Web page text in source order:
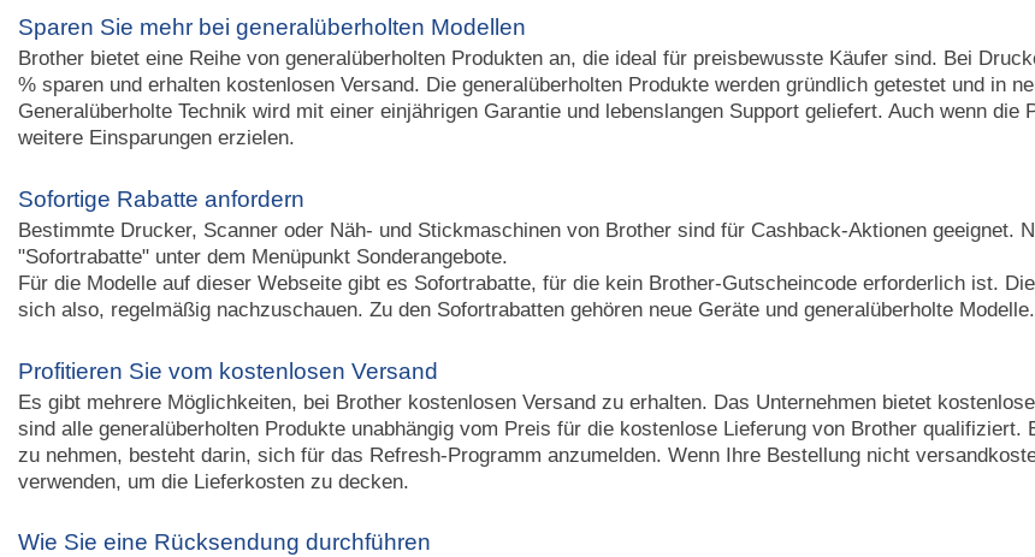
Sparen Sie mehr bei generalüberholten Modellen
Brother bietet eine Reihe von generalüberholten Produkten an, die ideal für preisbewusste Käufer sind. Bei
% sparen und erhalten kostenlosen Versand. Die generalüberholten Produkte werden gründlich getestet und in
Generalüberholte Technik wird mit einer einjährigen Garantie und lebenslangen Support geliefert. Auch wenn
weitere Einsparungen erzielen.
Sofortige Rabatte anfordern
Bestimmte Drucker, Scanner oder Näh- und Stickmaschinen von Brother sind für Cashback-Aktionen geeignet.
"Sofortrabatte" unter dem Menüpunkt Sonderangebote.
Für die Modelle auf dieser Webseite gibt es Sofortrabatte, für die kein Brother-Gutscheincode erforderlich ist.
sich also, regelmäßig nachzuschauen. Zu den Sofortrabatten gehören neue Geräte und generalüberholte Modelle.
Profitieren Sie vom kostenlosen Versand
Es gibt mehrere Möglichkeiten, bei Brother kostenlosen Versand zu erhalten. Das Unternehmen bietet
sind alle generalüberholten Produkte unabhängig vom Preis für die kostenlose Lieferung von Brother
zu nehmen, besteht darin, sich für das Refresh-Programm anzumelden. Wenn Ihre Bestellung nicht
verwenden, um die Lieferkosten zu decken.
Wie Sie eine Rücksendung durchführen